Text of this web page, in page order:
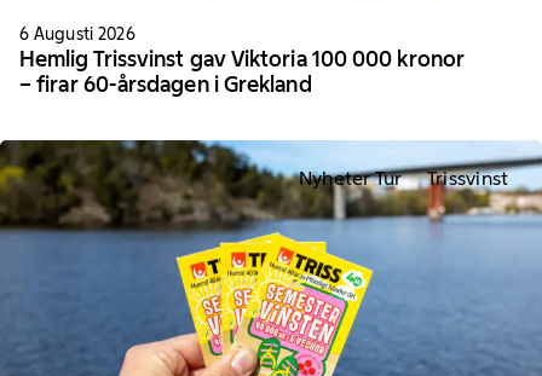
6 Augusti 2026
Hemlig Trissvinst gav Viktoria 100 000 kronor
– firar 60-årsdagen i Grekland
Nyheter Tur Trissvinst